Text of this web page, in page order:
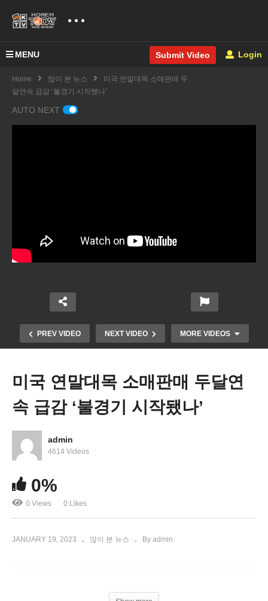
MENU Submit Video Login
Home 많이 본 뉴스
미국 연말대목 소매판매 두
달연속 급감 ‘불경기 시작됐나’
AUTO NEXT
PREV VIDEO NEXT VIDEO MORE VIDEOS
피해도 우려’
미국 연말대목 소매판매 두달연
속 급감 ‘불경기 시작됐나’
admin
4614 Videos
0%
0 Views 0 Likes
JANUARY 19, 2023 많이 본 뉴스 By admin